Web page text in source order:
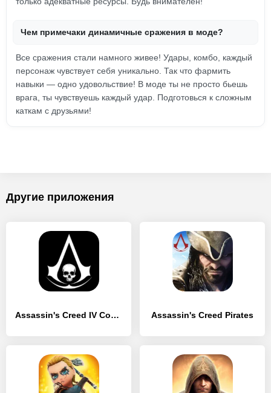
Чем примечаки динамичные сражения в моде?
Все сражения стали намного живее! Удары, комбо, каждый
персонаж чувствует себя уникально. Так что фармить
навыки — одно удовольствие! В моде ты не просто бьешь
врага, ты чувствуешь каждый удар. Подготовься к сложным
каткам с друзьями!
Другие приложения
Assassin's Creed IV Companion Assassin's Creed Pirates